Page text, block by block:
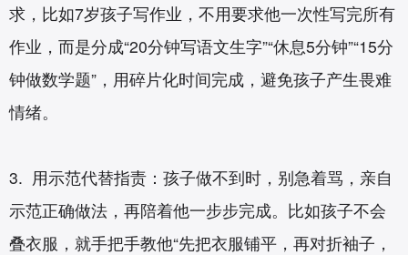
求，比如7岁孩子写作业，不用要求他一次性写完所有
作业，而是分成“20分钟写语文生字”“休息5分钟”“15分
钟做数学题”，用碎片化时间完成，避免孩子产生畏难
情绪。
3. 用示范代替指责：孩子做不到时，别急着骂，亲自
示范正确做法，再陪着他一步步完成。比如孩子不会
叠衣服，就手把手教他“先把衣服铺平，再对折袖子，